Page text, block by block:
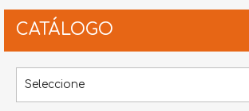
CATÁLOGO
Abrasivos
Accesorios
Seleccione